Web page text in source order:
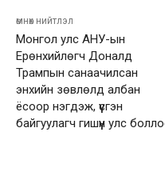
өмнөх нийтлэл
Монгол улс АНУ-ын
Ерөнхийлөгч Доналд
Трампын санаачилсан
энхийн зөвлөлд албан
ёсоор нэгдэж, үүсгэн
байгуулагч гишүүн улс